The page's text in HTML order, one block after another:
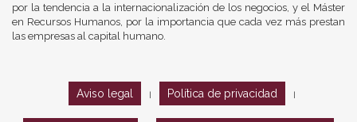
por la tendencia a la internacionalización de los negocios, y el Máster
en Recursos Humanos, por la importancia que cada vez más prestan
las empresas al capital humano.
Aviso legal Política de privacidad